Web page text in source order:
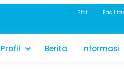
Staf
Profil Berita Informasi